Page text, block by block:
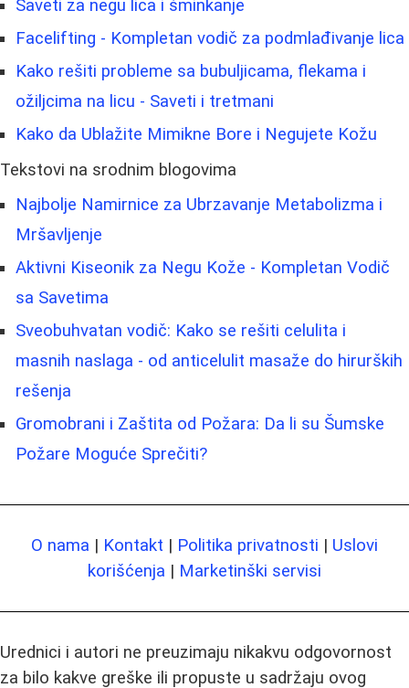
Saveti za negu lica i šminkanje
Facelifting - Kompletan vodič za podmlađivanje lica
Kako rešiti probleme sa bubuljicama, flekama i
ožiljcima na licu - Saveti i tretmani
Kako da Ublažite Mimikne Bore i Negujete Kožu
Tekstovi na srodnim blogovima
Najbolje Namirnice za Ubrzavanje Metabolizma i
Mršavljenje
Aktivni Kiseonik za Negu Kože - Kompletan Vodič
sa Savetima
Sveobuhvatan vodič: Kako se rešiti celulita i
masnih naslaga - od anticelulit masaže do hirurških
rešenja
Gromobrani i Zaštita od Požara: Da li su Šumske
Požare Moguće Sprečiti?
O nama | Kontakt | Politika privatnosti | Uslovi
korišćenja | Marketinški servisi
Urednici i autori ne preuzimaju nikakvu odgovornost
za bilo kakve greške ili propuste u sadržaju ovog